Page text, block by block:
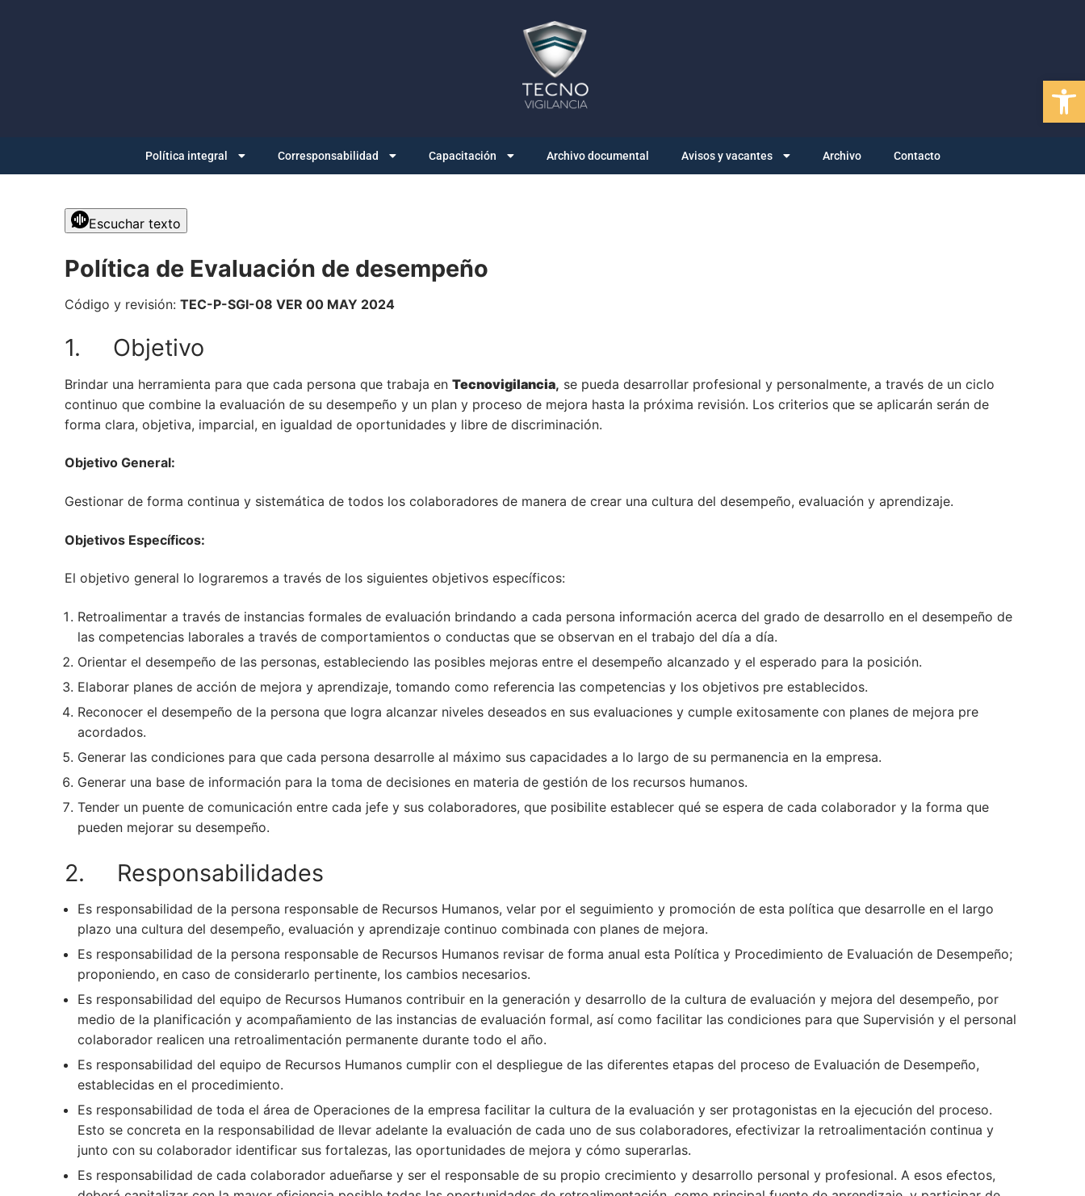
Abrir
Política integral Corresponsabilidad Capacitación Archivo documental Avisos y vacantes Archivo Contacto
Escuchar texto
Política de Evaluación de desempeño
Código y revisión: TEC-P-SGI-08 VER 00 MAY 2024
1. Objetivo
Brindar una herramienta para que cada persona que trabaja en Tecnovigilancia, se pueda desarrollar profesional y personalmente, a través de un ciclo
continuo que combine la evaluación de su desempeño y un plan y proceso de mejora hasta la próxima revisión. Los criterios que se aplicarán serán de
forma clara, objetiva, imparcial, en igualdad de oportunidades y libre de discriminación.
Objetivo General:
Gestionar de forma continua y sistemática de todos los colaboradores de manera de crear una cultura del desempeño, evaluación y aprendizaje.
Objetivos Específicos:
El objetivo general lo lograremos a través de los siguientes objetivos específicos:
Retroalimentar a través de instancias formales de evaluación brindando a cada persona información acerca del grado de desarrollo en el desempeño de
las competencias laborales a través de comportamientos o conductas que se observan en el trabajo del día a día.
Orientar el desempeño de las personas, estableciendo las posibles mejoras entre el desempeño alcanzado y el esperado para la posición.
Elaborar planes de acción de mejora y aprendizaje, tomando como referencia las competencias y los objetivos pre establecidos.
Reconocer el desempeño de la persona que logra alcanzar niveles deseados en sus evaluaciones y cumple exitosamente con planes de mejora pre
acordados.
Generar las condiciones para que cada persona desarrolle al máximo sus capacidades a lo largo de su permanencia en la empresa.
Generar una base de información para la toma de decisiones en materia de gestión de los recursos humanos.
Tender un puente de comunicación entre cada jefe y sus colaboradores, que posibilite establecer qué se espera de cada colaborador y la forma que
pueden mejorar su desempeño.
2. Responsabilidades
Es responsabilidad de la persona responsable de Recursos Humanos, velar por el seguimiento y promoción de esta política que desarrolle en el largo
plazo una cultura del desempeño, evaluación y aprendizaje continuo combinada con planes de mejora.
Es responsabilidad de la persona responsable de Recursos Humanos revisar de forma anual esta Política y Procedimiento de Evaluación de Desempeño;
proponiendo, en caso de considerarlo pertinente, los cambios necesarios.
Es responsabilidad del equipo de Recursos Humanos contribuir en la generación y desarrollo de la cultura de evaluación y mejora del desempeño, por
medio de la planificación y acompañamiento de las instancias de evaluación formal, así como facilitar las condiciones para que Supervisión y el personal
colaborador realicen una retroalimentación permanente durante todo el año.
Es responsabilidad del equipo de Recursos Humanos cumplir con el despliegue de las diferentes etapas del proceso de Evaluación de Desempeño,
establecidas en el procedimiento.
Es responsabilidad de toda el área de Operaciones de la empresa facilitar la cultura de la evaluación y ser protagonistas en la ejecución del proceso.
Esto se concreta en la responsabilidad de llevar adelante la evaluación de cada uno de sus colaboradores, efectivizar la retroalimentación continua y
junto con su colaborador identificar sus fortalezas, las oportunidades de mejora y cómo superarlas.
Es responsabilidad de cada colaborador adueñarse y ser el responsable de su propio crecimiento y desarrollo personal y profesional. A esos efectos,